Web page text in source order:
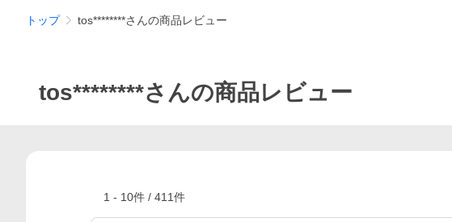
トップ tos********さんの商品レビュー
tos********さんの商品レビュー
1 - 10件 / 411件